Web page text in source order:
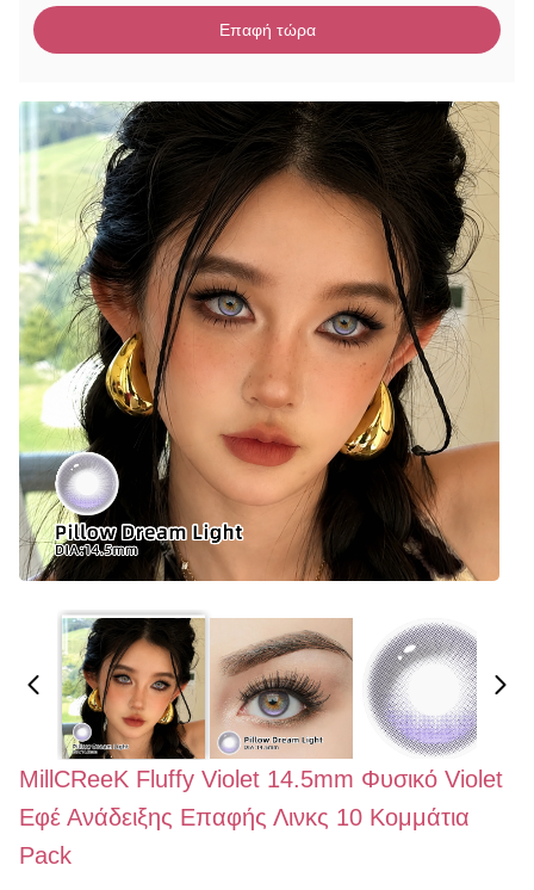
Επαφή τώρα
MillCReeK Fluffy Violet 14.5mm Φυσικό Violet
Εφέ Ανάδειξης Επαφής Λινκς 10 Κομμάτια
Pack